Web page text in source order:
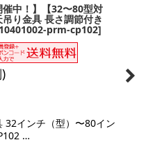
催中！】【32〜80型対
り金具 長さ調節付き
prm-cp102]
32インチ（型）〜80イン
…